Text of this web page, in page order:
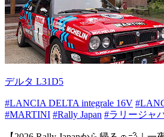
デルタ L31D5
#LANCIA DELTA integrale 16V
#MARTINI #Rally Japan #ラリージャ